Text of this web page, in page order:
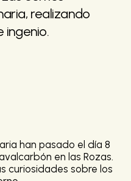
realizando
ingenio.
han pasado el día 8
en las Rozas.
curiosidades sobre los